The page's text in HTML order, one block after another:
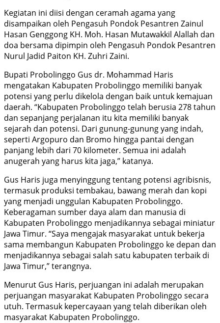
Kegiatan ini diisi dengan ceramah agama yang
disampaikan oleh Pengasuh Pondok Pesantren Zainul
Hasan Genggong KH. Moh. Hasan Mutawakkil Alallah dan
doa bersama dipimpin oleh Pengasuh Pondok Pesantren
Nurul Jadid Paiton KH. Zuhri Zaini.
Bupati Probolinggo Gus dr. Mohammad Haris
mengatakan Kabupaten Probolinggo memiliki banyak
potensi yang perlu dikelola dengan baik untuk kemajuan
daerah. “Kabupaten Probolinggo telah berusia 278 tahun
dan sepanjang perjalanan itu kita memiliki banyak
sejarah dan potensi. Dari gunung-gunung yang indah,
seperti Argopuro dan Bromo hingga pantai dengan
panjang lebih dari 70 kilometer. Semua ini adalah
anugerah yang harus kita jaga,” katanya.
Gus Haris juga menyinggung tentang potensi agribisnis,
termasuk produksi tembakau, bawang merah dan kopi
yang menjadi unggulan Kabupaten Probolinggo.
Keberagaman sumber daya alam dan manusia di
Kabupaten Probolinggo menjadikannya sebagai miniatur
Jawa Timur. “Saya mengajak masyarakat untuk bekerja
sama membangun Kabupaten Probolinggo ke depan dan
menjadikannya sebagai salah satu kabupaten terbaik di
Jawa Timur,” terangnya.
Menurut Gus Haris, perjuangan ini adalah merupakan
perjuangan masyarakat Kabupaten Probolinggo secara
utuh. Termasuk kepercayaan yang telah diberikan oleh
masyarakat Kabupaten Probolinggo.